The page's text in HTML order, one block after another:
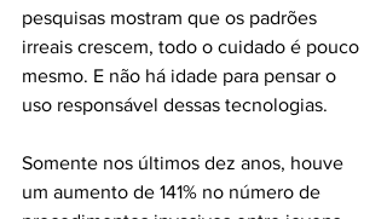
pesquisas mostram que os padrões
irreais crescem, todo o cuidado é pouco
mesmo. E não há idade para pensar o
uso responsável dessas tecnologias.
Somente nos últimos dez anos, houve
um aumento de 141% no número de